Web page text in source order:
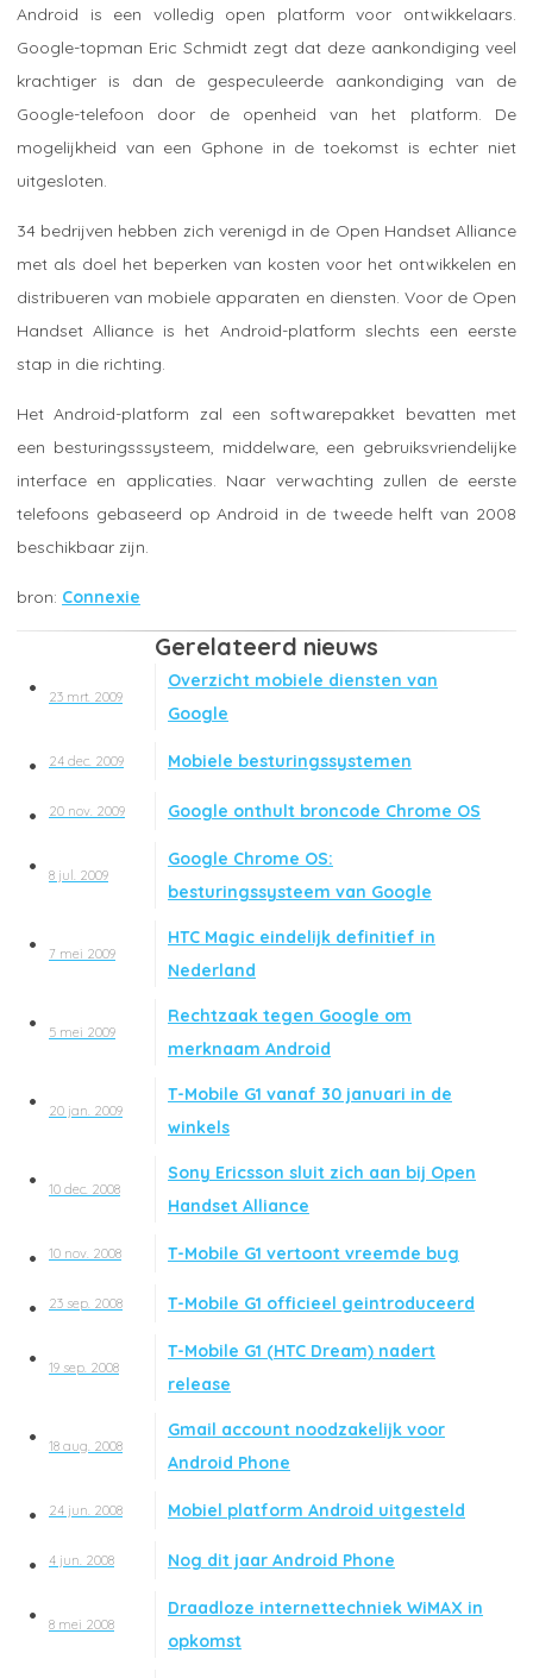
Android is een volledig open platform voor ontwikkelaars.
Google-topman Eric Schmidt zegt dat deze aankondiging veel
krachtiger is dan de gespeculeerde aankondiging van de
Google-telefoon door de openheid van het platform. De
mogelijkheid van een Gphone in de toekomst is echter niet
uitgesloten.
34 bedrijven hebben zich verenigd in de Open Handset Alliance
met als doel het beperken van kosten voor het ontwikkelen en
distribueren van mobiele apparaten en diensten. Voor de Open
Handset Alliance is het Android-platform slechts een eerste
stap in die richting.
Het Android-platform zal een softwarepakket bevatten met
een besturingsssysteem, middelware, een gebruiksvriendelijke
interface en applicaties. Naar verwachting zullen de eerste
telefoons gebaseerd op Android in de tweede helft van 2008
beschikbaar zijn.
Connexie
Gerelateerd nieuws
23 mrt. 2009
Overzicht mobiele diensten van
Google
24 dec. 2009 Mobiele besturingssystemen
20 nov. 2009 Google onthult broncode Chrome OS
8 jul. 2009
Google Chrome OS:
besturingssysteem van Google
7 mei 2009
HTC Magic eindelijk definitief in
Nederland
5 mei 2009
Rechtzaak tegen Google om
merknaam Android
20 jan. 2009
T-Mobile G1 vanaf 30 januari in de
winkels
10 dec. 2008
Sony Ericsson sluit zich aan bij Open
Handset Alliance
10 nov. 2008 T-Mobile G1 vertoont vreemde bug
23 sep. 2008 T-Mobile G1 officieel geintroduceerd
19 sep. 2008
T-Mobile G1 (HTC Dream) nadert
release
18 aug. 2008
Gmail account noodzakelijk voor
Android Phone
24 jun. 2008 Mobiel platform Android uitgesteld
4 jun. 2008 Nog dit jaar Android Phone
8 mei 2008
Draadloze internettechniek WiMAX in
opkomst